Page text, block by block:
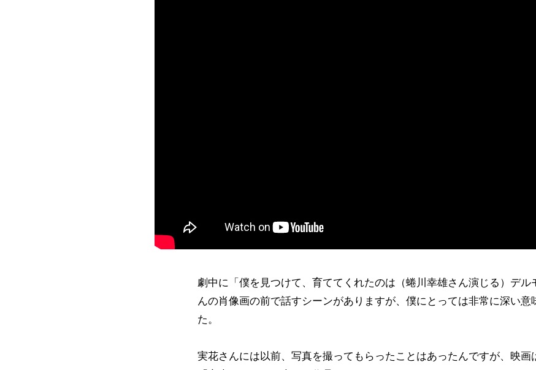
劇中に「僕を見つけて、育ててくれたのは（蜷川幸雄さん演じる）デル
んの肖像画の前で話すシーンがありますが、僕にとっては非常に深い意
た。
実花さんには以前、写真を撮ってもらったことはあったんですが、映画